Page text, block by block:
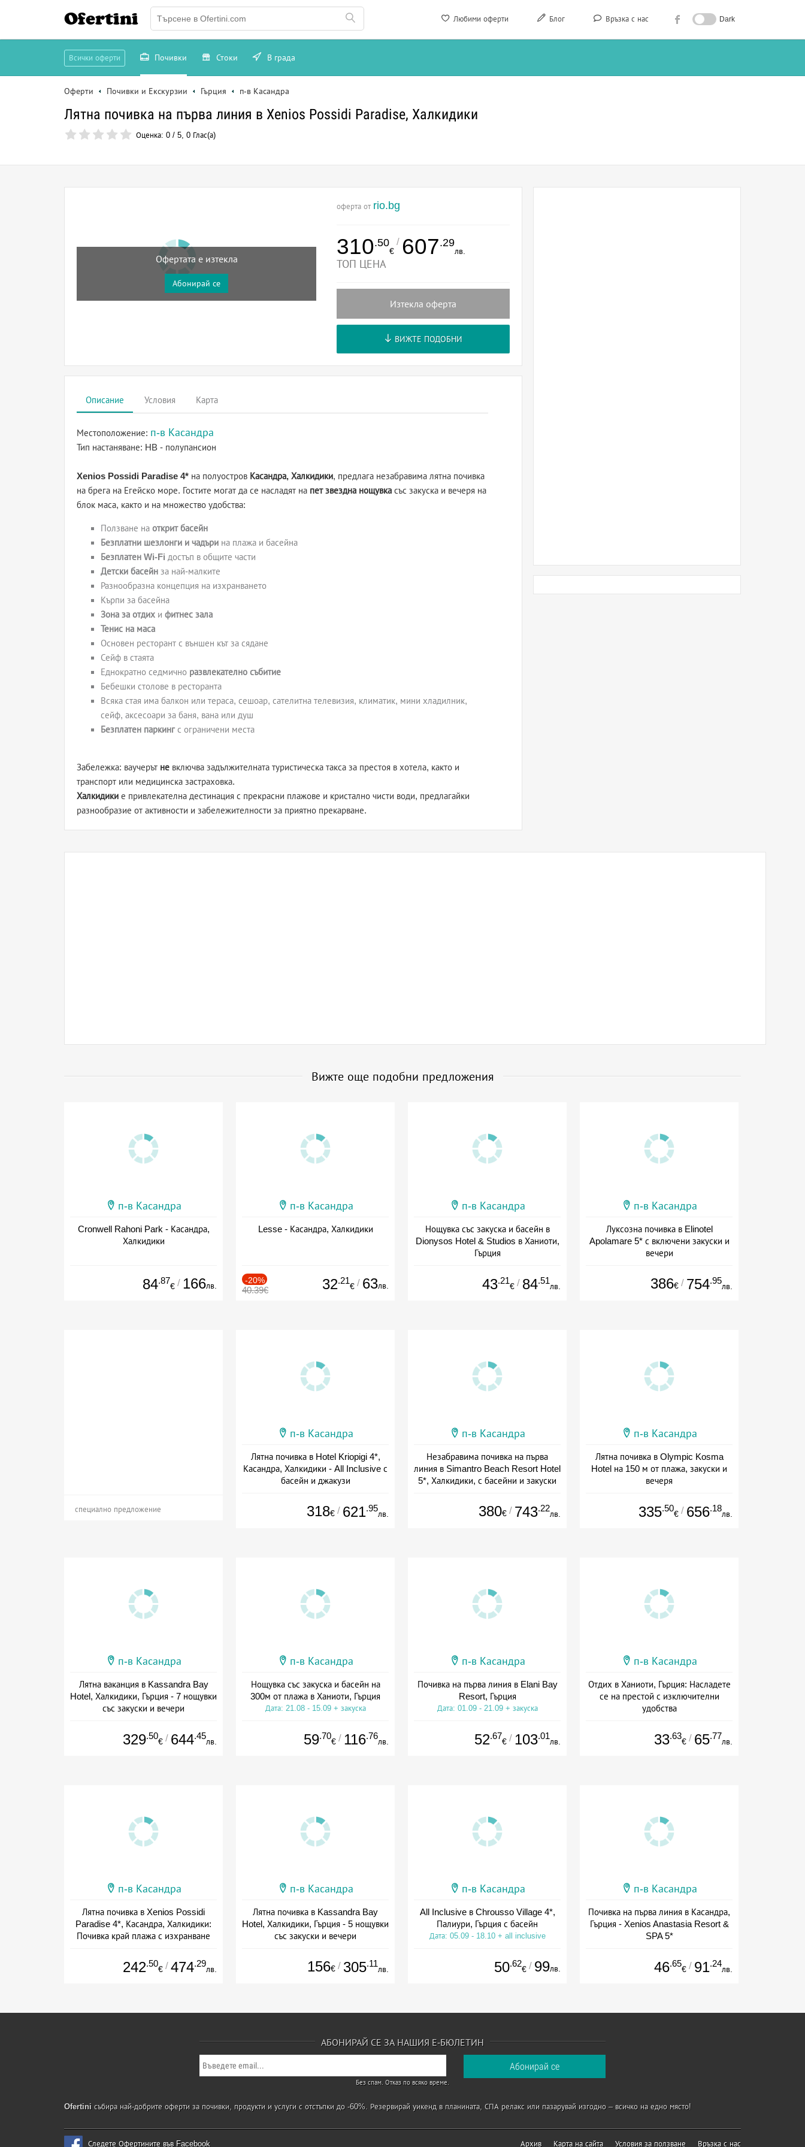
Любими оферти Блог Връзка с нас Dark
Ofertini
Всички оферти Почивки Стоки В града
Оферти Почивки и Екскурзии Гърция п-в Касандра
Лятна почивка на първа линия в Xenios Possidi Paradise, Халкидики
Оценка: 0 / 5, 0 Глас(а)
Офертата е изтекла
Абонирай се
оферта от rio.bg
310.50
€
/ 607.29
лв.
ТОП ЦЕНА
Изтекла оферта
ВИЖТЕ ПОДОБНИ
Описание Условия Карта
Местоположение: п-в Касандра
Тип настаняване: HB - полупансион
Xenios Possidi Paradise 4* на полуостров Касандра, Халкидики, предлага незабравима лятна почивка
на брега на Егейско море. Гостите могат да се насладят на пет звездна нощувка със закуска и вечеря на
блок маса, както и на множество удобства:
Ползване на открит басейн
Безплатни шезлонги и чадъри на плажа и басейна
Безплатен Wi-Fi достъп в общите части
Детски басейн за най-малките
Разнообразна концепция на изхранването
Кърпи за басейна
Зона за отдих и фитнес зала
Тенис на маса
Основен ресторант с външен кът за сядане
Сейф в стаята
Еднократно седмично развлекателно събитие
Бебешки столове в ресторанта
Всяка стая има балкон или тераса, сешоар, сателитна телевизия, климатик, мини хладилник,
сейф, аксесоари за баня, вана или душ
Безплатен паркинг с ограничени места
Забележка: ваучерът не включва задължителната туристическа такса за престоя в хотела, както и
транспорт или медицинска застраховка.
Халкидики е привлекателна дестинация с прекрасни плажове и кристално чисти води, предлагайки
разнообразие от активности и забележителности за приятно прекарване.
Вижте още подобни предложения
п-в Касандра
Cronwell Rahoni Park - Касандра,
Халкидики
84.87
€ / 166лв.
п-в Касандра
Lesse - Касандра, Халкидики
-20%
40.39€ 32.21
€ / 63лв.
п-в Касандра
Нощувка със закуска и басейн в
Dionysos Hotel & Studios в Ханиоти,
Гърция
43.21
€ / 84.51
лв.
п-в Касандра
Луксозна почивка в Elinotel
Apolamare 5* с включени закуски и
вечери
386€ / 754.95
лв.
специално предложение
п-в Касандра
Лятна почивка в Hotel Kriopigi 4*,
Касандра, Халкидики - All Inclusive с
басейн и джакузи
318€ / 621.95
лв.
п-в Касандра
Незабравима почивка на първа
линия в Simantro Beach Resort Hotel
5*, Халкидики, с басейни и закуски
380€ / 743.22
лв.
п-в Касандра
Лятна почивка в Olympic Kosma
Hotel на 150 м от плажа, закуски и
вечеря
335.50
€ / 656.18
лв.
п-в Касандра
Лятна ваканция в Kassandra Bay
Hotel, Халкидики, Гърция - 7 нощувки
със закуски и вечери
329.50
€ / 644.45
лв.
п-в Касандра
Нощувка със закуска и басейн на
300м от плажа в Ханиоти, Гърция
Дата: 21.08 - 15.09 + закуска
59.70
€ / 116.76
лв.
п-в Касандра
Почивка на първа линия в Elani Bay
Resort, Гърция
Дата: 01.09 - 21.09 + закуска
52.67
€ / 103.01
лв.
п-в Касандра
Отдих в Ханиоти, Гърция: Насладете
се на престой с изключителни
удобства
33.63
€ / 65.77
лв.
п-в Касандра
Лятна почивка в Xenios Possidi
Paradise 4*, Касандра, Халкидики:
Почивка край плажа с изхранване
+ полупансион
242.50
€ / 474.29
лв.
п-в Касандра
Лятна почивка в Kassandra Bay
Hotel, Халкидики, Гърция - 5 нощувки
със закуски и вечери
156€ / 305.11
лв.
п-в Касандра
All Inclusive в Chrousso Village 4*,
Палиури, Гърция с басейн
Дата: 05.09 - 18.10 + all inclusive
50.62
€ / 99лв.
п-в Касандра
Почивка на първа линия в Касандра,
Гърция - Xenios Anastasia Resort &
SPA 5*
46.65
€ / 91.24
лв.
АБОНИРАЙ СЕ ЗА НАШИЯ Е-БЮЛЕТИН
Без спам. Отказ по всяко време.
Ofertini събира най-добрите оферти за почивки, продукти и услуги с отстъпки до -60%. Резервирай уикенд в планината, СПА релакс или пазарувай изгодно – всичко на едно място!
Следете Офертините във Facebook Архив Карта на сайта Условия за ползване Връзка с нас